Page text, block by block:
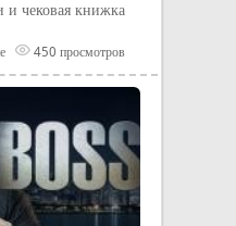
и чековая книжка
450 просмотров